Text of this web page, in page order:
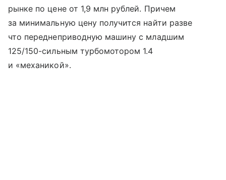
рынке по цене от 1,9 млн рублей. Причем
за минимальную цену получится найти разве
что переднеприводную машину с младшим
125/150-сильным турбомотором 1.4
и «механикой».